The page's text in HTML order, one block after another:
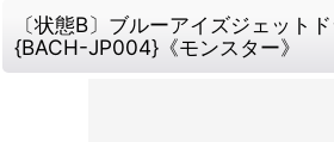
〔状態B〕ブルーアイズジェット
{BACH-JP004}《モンスター》